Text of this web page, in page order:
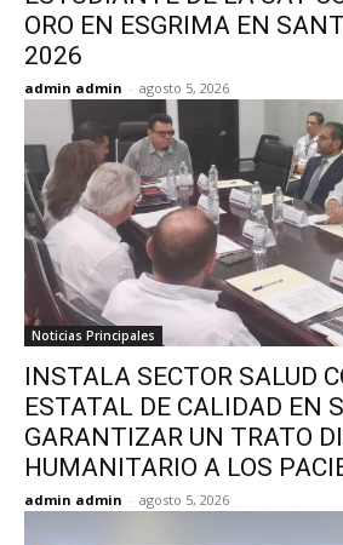
ORO EN ESGRIMA EN
2026
admin admin - agosto 5, 2026
Noticias Principales
INSTALA SECTOR SALUD
ESTATAL DE CALIDAD EN
GARANTIZAR UN TRATO
HUMANITARIO A LOS
admin admin - agosto 5, 2026